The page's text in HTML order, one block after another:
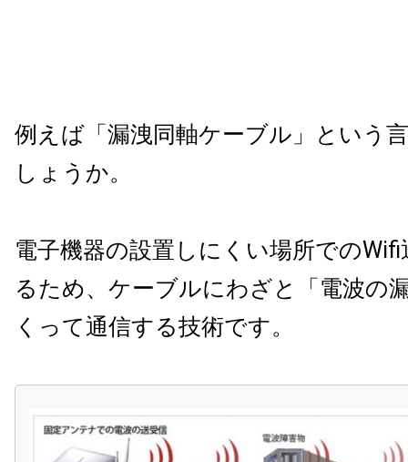
例えば「漏洩同軸ケーブル」という
しょうか。
電子機器の設置しにくい場所での
るため、ケーブルにわざと「電波の
くって通信する技術です。